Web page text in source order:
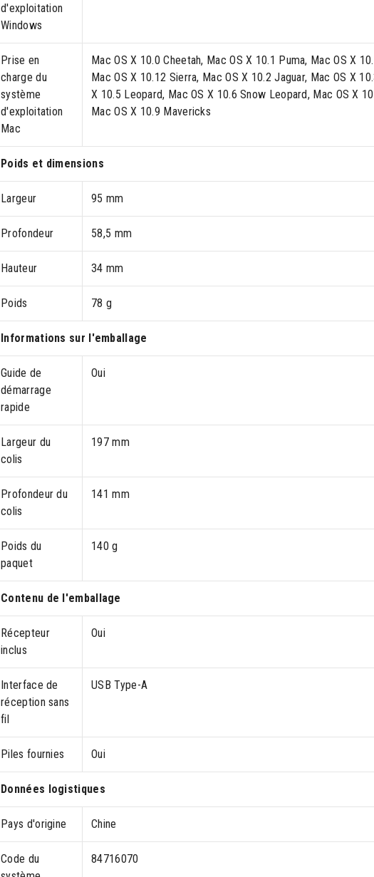
d'exploitation
Windows
Prise en
charge du
système
d'exploitation
Mac
Mac OS X 10.0 Cheetah, Mac OS X 10.1 Puma, Mac OS X
Mac OS X 10.12 Sierra, Mac OS X 10.2 Jaguar, Mac OS X
X 10.5 Leopard, Mac OS X 10.6 Snow Leopard, Mac OS X
Mac OS X 10.9 Mavericks
Poids et dimensions
Largeur 95 mm
Profondeur 58,5 mm
Hauteur 34 mm
Poids 78 g
Informations sur l'emballage
Guide de
démarrage
rapide
Oui
Largeur du
colis
197 mm
Profondeur du
colis
141 mm
Poids du
paquet
140 g
Contenu de l'emballage
Récepteur
inclus
Oui
Interface de
réception sans
fil
USB Type-A
Piles fournies Oui
Données logistiques
Pays d'origine Chine
Code du
84716070